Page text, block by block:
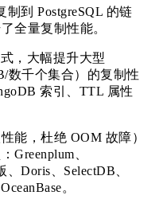
制到 PostgreSQL 的链
全量复制性能。
，大幅提升大型
数千个集合）的复制性
索引、TTL 属性
能，杜绝 OOM 故障）
Greenplum、
Doris、SelectDB、
。